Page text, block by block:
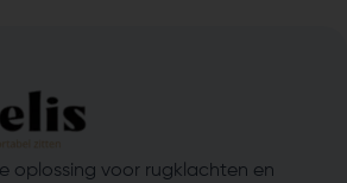
oplossing voor rugklachten en